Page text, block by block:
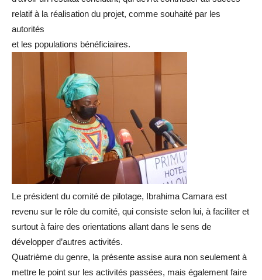
relatif à la réalisation du projet, comme souhaité par les
autorités
et les populations bénéficiaires.
Le président du comité de pilotage, Ibrahima Camara est
revenu sur le rôle du comité, qui consiste selon lui, à faciliter et
surtout à faire des orientations allant dans le sens de
développer d’autres activités.
Quatrième du genre, la présente assise aura non seulement à
mettre le point sur les activités passées, mais également faire